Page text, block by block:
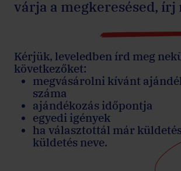
várja a megkeresésed,
Kérjük, leveledben írd meg
következőket:
megvásárolni kívánt
száma
ajándékozás időpontja
egyedi igények
ha választottál már
küldetés neve.